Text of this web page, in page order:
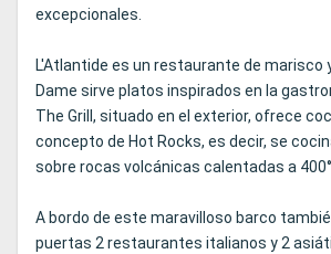
excepcionales.
L'Atlantide es un restaurante de marisco
Dame sirve platos inspirados en la
The Grill, situado en el exterior, ofrece
concepto de Hot Rocks, es decir, se
sobre rocas volcánicas calentadas a
A bordo de este maravilloso barco
puertas 2 restaurantes italianos y 2